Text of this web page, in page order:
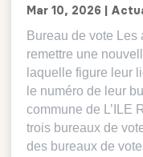
Mar 10, 2026|
Bureau de vote Les
remettre une
laquelle figure leur
le numéro de leur
commune de L’ILE
trois bureaux de
des bureaux de